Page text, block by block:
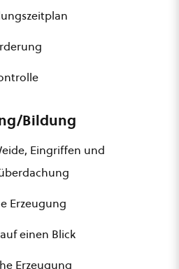
Bildung
Eingriffen und
Erzeugung
einen Blick
Erzeugung